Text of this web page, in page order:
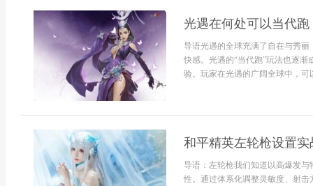
光遇在何处可以当代
导语光遇的全球充满了自在与秀
快感。光遇的“当代跑”玩法也逐
验。玩家在光遇的广阔全球中，
和平精英左轮枪设置
导语：左轮枪我们知道以高爆发
性。通过体系化调整灵敏度、射